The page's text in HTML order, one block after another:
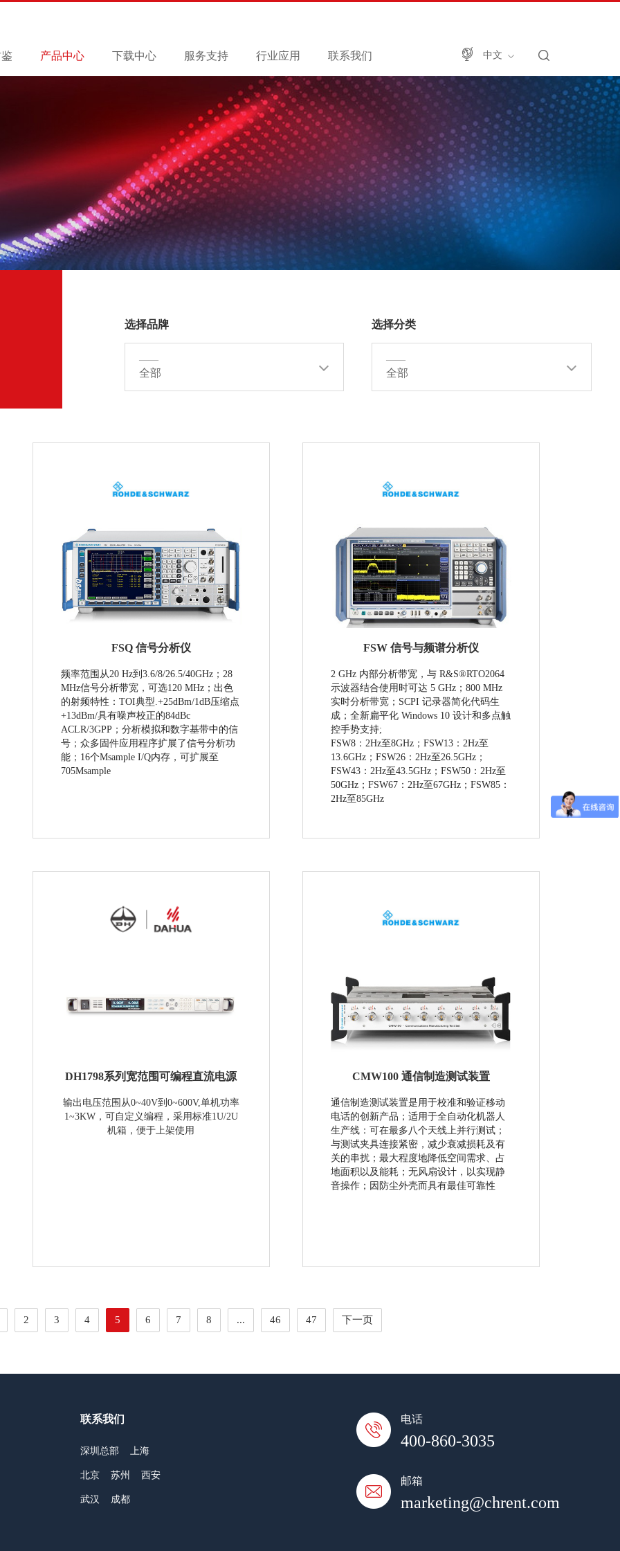
中文
产品中心 下载中心 服务支持 行业应用 联系我们
选择品牌
——
全部
选择分类
——
全部
FSQ 信号分析仪
频率范围从20 Hz到3.6/8/26.5/40GHz；28
MHz信号分析带宽，可选120 MHz；出色
的射频特性：TOI典型.+25dBm/1dB压缩点
+13dBm/具有噪声校正的84dBc
ACLR/3GPP；分析模拟和数字基带中的信
号；众多固件应用程序扩展了信号分析功
能；16个Msample I/Q内存，可扩展至
705Msample
FSW 信号与频谱分析仪
2 GHz 内部分析带宽，与 R&S®RTO2064
示波器结合使用时可达 5 GHz；800 MHz
实时分析带宽；SCPI 记录器简化代码生
成；全新扁平化 Windows 10 设计和多点触
控手势支持;
FSW8：2Hz至8GHz；FSW13：2Hz至
13.6GHz；FSW26：2Hz至26.5GHz；
FSW43：2Hz至43.5GHz；FSW50：2Hz至
50GHz；FSW67：2Hz至67GHz；FSW85：
2Hz至85GHz
DH1798系列宽范围可编程直流电源
输出电压范围从0~40V到0~600V,单机功率
1~3KW，可自定义编程，采用标准1U/2U
机箱，便于上架使用
CMW100 通信制造测试装置
通信制造测试装置是用于校准和验证移动
电话的创新产品；适用于全自动化机器人
生产线：可在最多八个天线上并行测试；
与测试夹具连接紧密，减少衰减损耗及有
关的串扰；最大程度地降低空间需求、占
地面积以及能耗；无风扇设计，以实现静
音操作；因防尘外壳而具有最佳可靠性
2 3 4 5 6 7 8 ... 46 47 下一页
联系我们
深圳总部 上海
北京 苏州 西安
武汉 成都
电话
400-860-3035
邮箱
marketing@chrent.com